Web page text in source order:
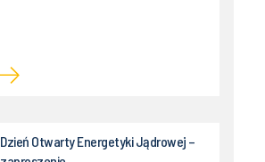
Dzień Otwarty Energetyki Jądrowej –